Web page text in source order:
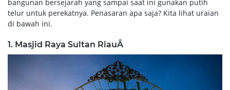
bangunan bersejarah yang sampai saat ini gunakan putih
telur untuk perekatnya. Penasaran apa saja? Kita lihat uraian
di bawah ini.
1. Masjid Raya Sultan RiauÂ